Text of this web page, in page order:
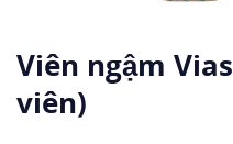
Viên ngậm
viên)